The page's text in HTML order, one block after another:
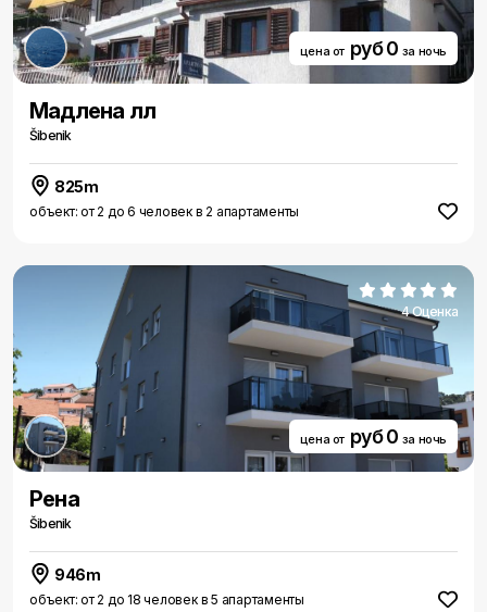
цена от руб 0 за ночь
Мадлена лл
Šibenik
825m
объект: от 2 до 6 человек в 2 апартаменты
4 Оценка
цена от руб 0 за ночь
Рена
Šibenik
946m
объект: от 2 до 18 человек в 5 апартаменты